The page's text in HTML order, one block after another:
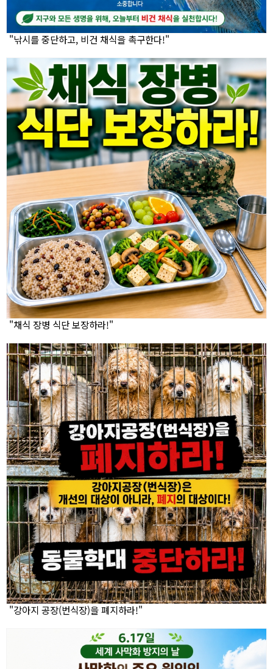
"낚시를 중단하고, 비건 채식을 촉구한다!"
"채식 장병 식단 보장하라!"
"강아지 공장(번식장)을 폐지하라!"